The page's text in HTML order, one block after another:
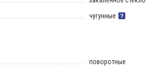
чугунные
поворотные